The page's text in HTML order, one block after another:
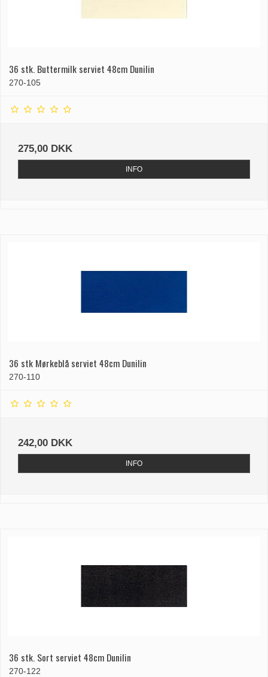
36 stk. Buttermilk serviet 48cm Dunilin
270-105
275,00 DKK
INFO
36 stk Mørkeblå serviet 48cm Dunilin
270-110
242,00 DKK
INFO
36 stk. Sort serviet 48cm Dunilin
270-122